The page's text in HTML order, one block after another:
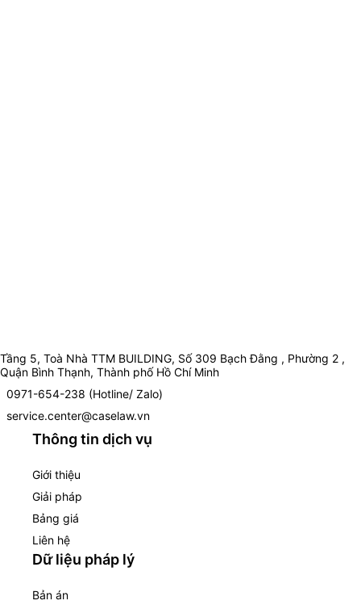
Tầng 5, Toà Nhà TTM BUILDING, Số 309 Bạch Đằng , Phường 2 ,
Quận Bình Thạnh, Thành phố Hồ Chí Minh
0971-654-238 (Hotline/ Zalo)
service.center@caselaw.vn
Thông tin dịch vụ
Giới thiệu
Giải pháp
Bảng giá
Liên hệ
Dữ liệu pháp lý
Bản án